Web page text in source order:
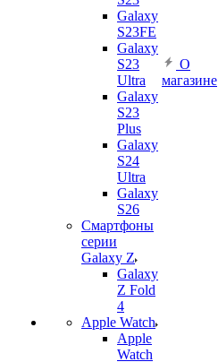
Galaxy
S23FE
Galaxy
S23
Ultra
Galaxy
S23
Plus
Galaxy
S24
Ultra
Galaxy
S26
Смартфоны
серии
Galaxy Z
Galaxy
Z Fold
4
Apple Watch
Apple
Watch
О
магазине